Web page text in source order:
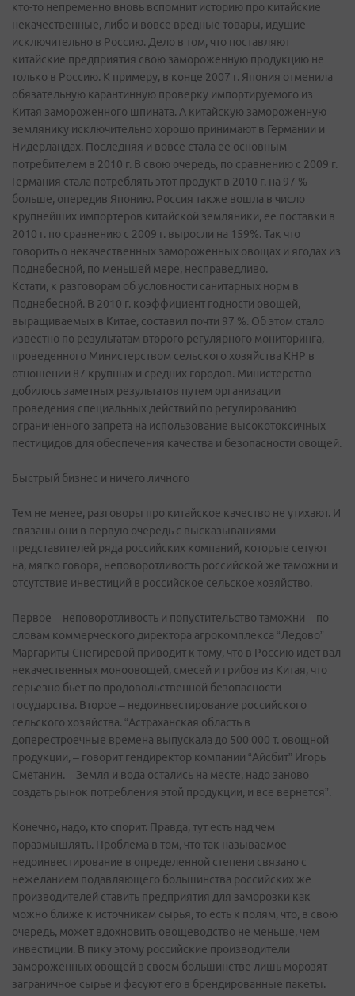
кто-то непременно вновь вспомнит историю про китайские
некачественные, либо и вовсе вредные товары, идущие
исключительно в Россию. Дело в том, что поставляют
китайские предприятия свою замороженную продукцию не
только в Россию. К примеру, в конце 2007 г. Япония отменила
обязательную карантинную проверку импортируемого из
Китая замороженного шпината. А китайскую замороженную
землянику исключительно хорошо принимают в Германии и
Нидерландах. Последняя и вовсе стала ее основным
потребителем в 2010 г. В свою очередь, по сравнению с 2009 г.
Германия стала потреблять этот продукт в 2010 г. на 97 %
больше, опередив Японию. Россия также вошла в число
крупнейших импортеров китайской земляники, ее поставки в
2010 г. по сравнению с 2009 г. выросли на 159%. Так что
говорить о некачественных замороженных овощах и ягодах из
Поднебесной, по меньшей мере, несправедливо.
Кстати, к разговорам об условности санитарных норм в
Поднебесной. В 2010 г. коэффициент годности овощей,
выращиваемых в Китае, составил почти 97 %. Об этом стало
известно по результатам второго регулярного мониторинга,
проведенного Министерством сельского хозяйства КНР в
отношении 87 крупных и средних городов. Министерство
добилось заметных результатов путем организации
проведения специальных действий по регулированию
ограниченного запрета на использование высокотоксичных
пестицидов для обеспечения качества и безопасности овощей.
Быстрый бизнес и ничего личного
Тем не менее, разговоры про китайское качество не утихают. И
связаны они в первую очередь с высказываниями
представителей ряда российских компаний, которые сетуют
на, мягко говоря, неповоротливость российской же таможни и
отсутствие инвестиций в российское сельское хозяйство.
Первое – неповоротливость и попустительство таможни – по
словам коммерческого директора агрокомплекса “Ледово”
Маргариты Снегиревой приводит к тому, что в Россию идет вал
некачественных моноовощей, смесей и грибов из Китая, что
серьезно бьет по продовольственной безопасности
государства. Второе – недоинвестирование российского
сельского хозяйства. “Астраханская область в
доперестроечные времена выпускала до 500 000 т. овощной
продукции, – говорит гендиректор компании “Айсбит” Игорь
Сметанин. – Земля и вода остались на месте, надо заново
создать рынок потребления этой продукции, и все вернется”.
Конечно, надо, кто спорит. Правда, тут есть над чем
поразмышлять. Проблема в том, что так называемое
недоинвестирование в определенной степени связано с
нежеланием подавляющего большинства российских же
производителей ставить предприятия для заморозки как
можно ближе к источникам сырья, то есть к полям, что, в свою
очередь, может вдохновить овощеводство не меньше, чем
инвестиции. В пику этому российские производители
замороженных овощей в своем большинстве лишь морозят
заграничное сырье и фасуют его в брендированные пакеты.